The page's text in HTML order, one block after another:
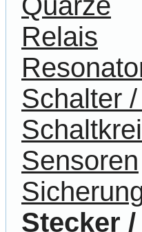
Relais
Schalter
Sensoren
Stecker